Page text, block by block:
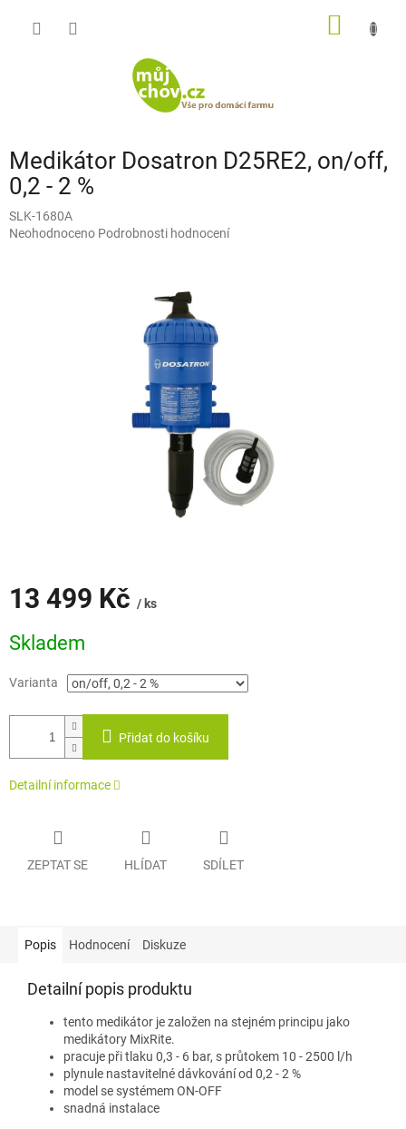
Medikátor Dosatron D25RE2, on/off,
0,2 - 2 %
SLK-1680A
Průměrné
Neohodnoceno Podrobnosti hodnocení
13 499 Kč / ks
cena:
Skladem
Varianta
Přidat do košíku
Detailní informace
ZEPTAT SE HLÍDAT SDÍLET
Popis Hodnocení Diskuze
Detailní popis produktu
tento medikátor je založen na stejném principu jako
medikátory MixRite.
pracuje při tlaku 0,3 - 6 bar, s průtokem 10 - 2500 l/h
plynule nastavitelné dávkování od 0,2 - 2 %
model se systémem ON-OFF
snadná instalace